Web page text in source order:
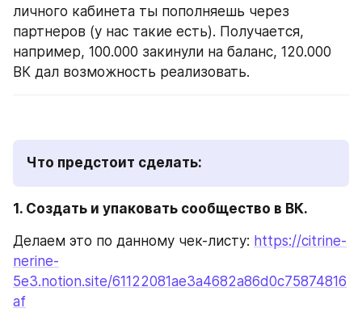
личного кабинета ты пополняешь через
партнеров (у нас такие есть). Получается,
например, 100.000 закинули на баланс, 120.000
ВК дал возможность реализовать.
Что предстоит сделать:
1. Создать и упаковать сообщество в ВК.
Делаем это по данному чек-листу: https://citrine-
nerine-
5e3.notion.site/61122081ae3a4682a86d0c75874816
af